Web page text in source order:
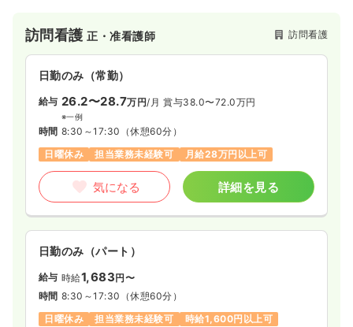
訪問看護正・准看護師 訪問看護
日勤のみ（常勤）
給与 26.2〜28.7万円/月 賞与38.0〜72.0万円
※一例
時間 8:30～17:30 （休憩60分）
日曜休み
担当業務未経験可 月給28万円以上可
気になる 詳細を見る
日勤のみ（パート）
給与 時給1,683円〜
時間 8:30～17:30 （休憩60分）
日曜休み
担当業務未経験可 時給1,600円以上可